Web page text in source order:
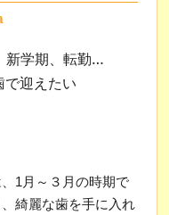
新学期、転勤…
で迎えたい
1月～３月の時期で
綺麗な歯を手に入れ